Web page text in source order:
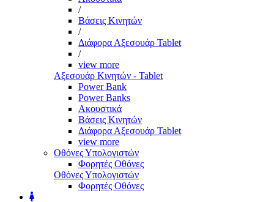
/
Βάσεις Κινητών
/
Διάφορα Αξεσουάρ Tablet
/
view more
Αξεσουάρ Κινητών - Tablet
Power Bank
Power Banks
Ακουστικά
Βάσεις Κινητών
Διάφορα Αξεσουάρ Tablet
view more
Οθόνες Υπολογιστών
Φορητές Οθόνες
Οθόνες Υπολογιστών
Φορητές Οθόνες